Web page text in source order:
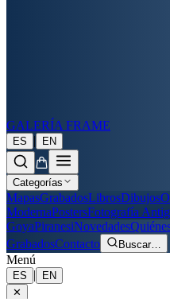
GALERÍA FRAME
ES | EN
Categorías
MapasGrabadosLibrosDibujos
ModernaPostersFotografía
GoyaPiranesiNovedades
GrabadosContacto Buscar…
Menú
ES |
EN
✕